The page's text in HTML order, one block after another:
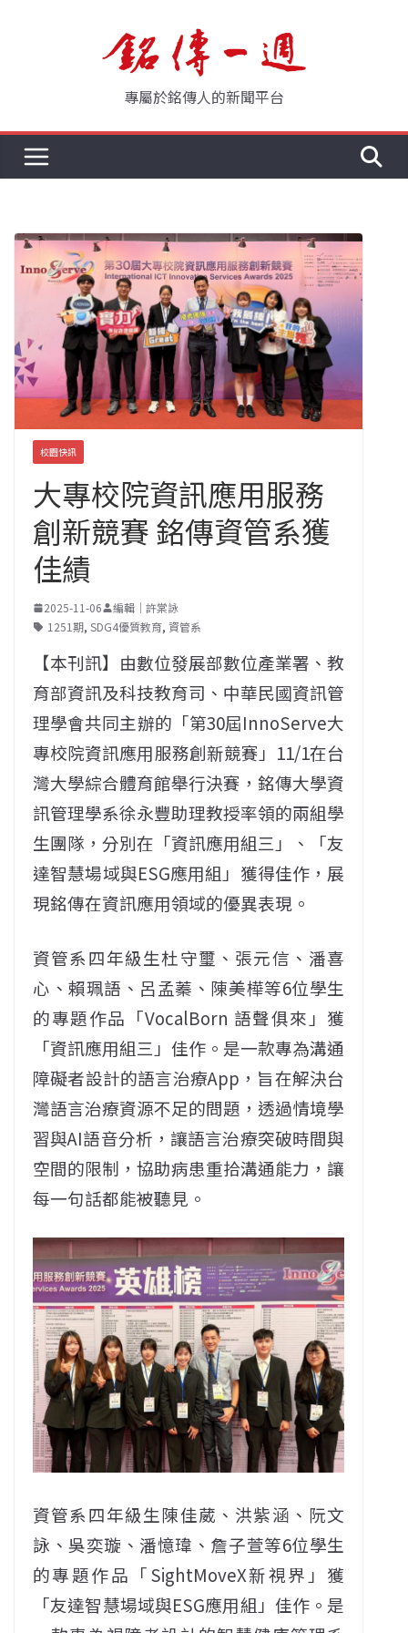
專屬於銘傳人的新聞平台
校園快訊
大專校院資訊應用服務
創新競賽 銘傳資管系獲
佳績
2025-11-06
編輯｜許棠詠
1251期, SDG4優質教育, 資管系
【本刊訊】由數位發展部數位產業署、教
育部資訊及科技教育司、中華民國資訊管
理學會共同主辦的「第30屆InnoServe大
專校院資訊應用服務創新競賽」11/1在台
灣大學綜合體育館舉行決賽，銘傳大學資
訊管理學系徐永豐助理教授率領的兩組學
生團隊，分別在「資訊應用組三」、「友
達智慧場域與ESG應用組」獲得佳作，展
現銘傳在資訊應用領域的優異表現。
資管系四年級生杜守璽、張元信、潘喜
心、賴珮語、呂孟蓁、陳美樺等6位學生
的專題作品「VocalBorn 語聲俱來」獲
「資訊應用組三」佳作。是一款專為溝通
障礙者設計的語言治療App，旨在解決台
灣語言治療資源不足的問題，透過情境學
習與AI語音分析，讓語言治療突破時間與
空間的限制，協助病患重拾溝通能力，讓
每一句話都能被聽見。
資管系四年級生陳佳葳、洪紫涵、阮文
詠、吳奕璇、潘憶瑋、詹子萱等6位學生
的專題作品「SightMoveX新視界」獲
「友達智慧場域與ESG應用組」佳作。是